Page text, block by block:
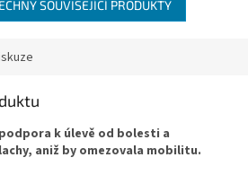
SOUVISEJÍCÍ PRODUKTY
k úlevě od bolesti a
aniž by omezovala mobilitu.